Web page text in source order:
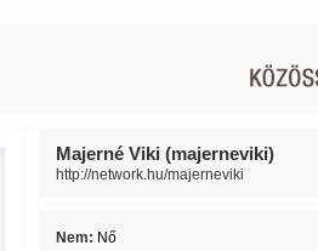
Majerné Viki (majerneviki)
http://network.hu/majerneviki
Nem: Nő